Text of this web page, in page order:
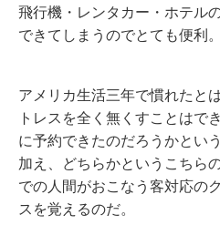
飛行機・レンタカー・ホテル
できてしまうのでとても便利。
アメリカ生活三年で慣れたと
トレスを全く無くすことはで
に予約できたのだろうかとい
加え、どちらかというこちら
での人間がおこなう客対応の
スを覚えるのだ。